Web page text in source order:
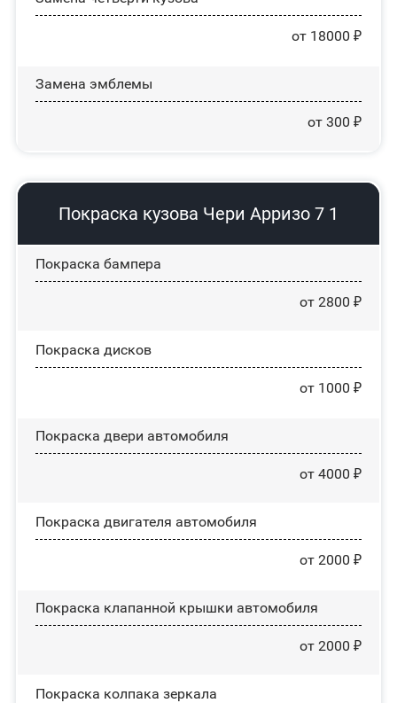
от 18000 ₽
Замена эмблемы
от 300 ₽
Покраска кузова Чери Арризо 7 1
Покраска бампера
от 2800 ₽
Покраска дисков
от 1000 ₽
Покраска двери автомобиля
от 4000 ₽
Покраска двигателя автомобиля
от 2000 ₽
Покраска клапанной крышки автомобиля
от 2000 ₽
Покраска колпака зеркала